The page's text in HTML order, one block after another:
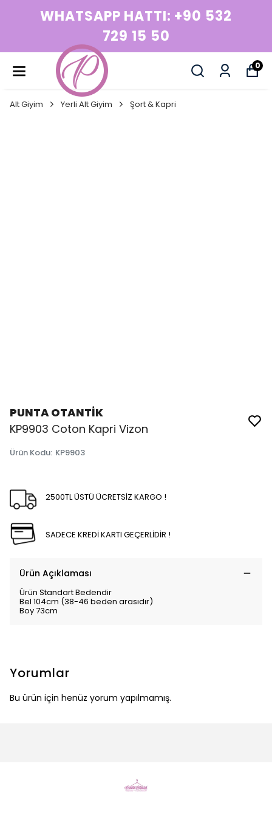
WHATSAPP HATTI: +90 532
729 15 50
0
Alt Giyim Yerli Alt Giyim Şort & Kapri
PUNTA OTANTİK
KP9903 Coton Kapri Vizon
Ürün Kodu: KP9903
2500TL ÜSTÜ ÜCRETSİZ KARGO !
SADECE KREDİ KARTI GEÇERLİDİR !
Ürün Açıklaması
Ürün Standart Bedendir
Bel 104cm (38-46 beden arasıdır)
Boy 73cm
Yorumlar
Bu ürün için henüz yorum yapılmamış.